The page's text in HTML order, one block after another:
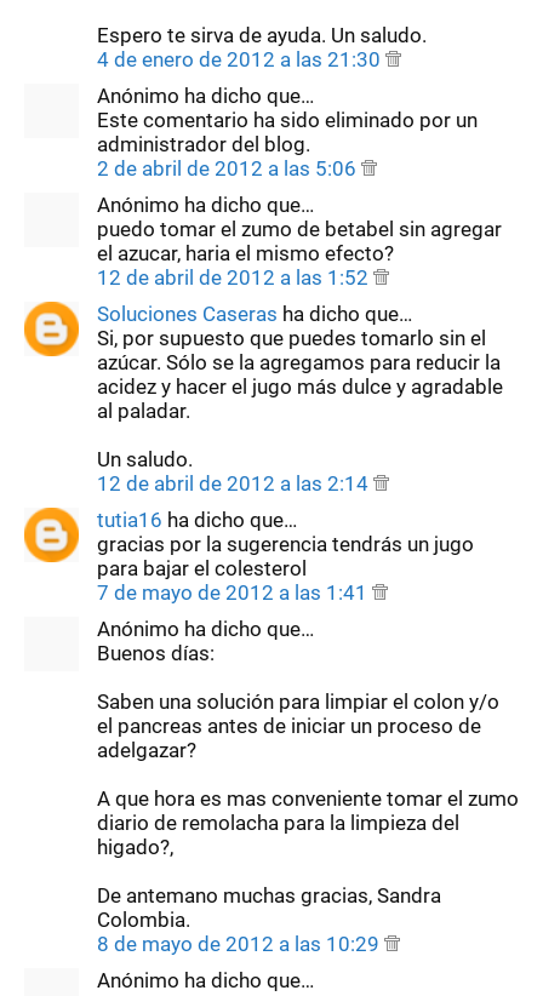
Espero te sirva de ayuda. Un saludo.
4 de enero de 2012 a las 21:30
Anónimo ha dicho que…
Este comentario ha sido eliminado por un
administrador del blog.
2 de abril de 2012 a las 5:06
Anónimo ha dicho que…
puedo tomar el zumo de betabel sin agregar
el azucar, haria el mismo efecto?
12 de abril de 2012 a las 1:52
Soluciones Caseras ha dicho que…
Si, por supuesto que puedes tomarlo sin el
azúcar. Sólo se la agregamos para reducir la
acidez y hacer el jugo más dulce y agradable
al paladar.
Un saludo.
12 de abril de 2012 a las 2:14
tutia16 ha dicho que…
gracias por la sugerencia tendrás un jugo
para bajar el colesterol
7 de mayo de 2012 a las 1:41
Anónimo ha dicho que…
Buenos días:
Saben una solución para limpiar el colon y/o
el pancreas antes de iniciar un proceso de
adelgazar?
A que hora es mas conveniente tomar el zumo
diario de remolacha para la limpieza del
higado?,
De antemano muchas gracias, Sandra
Colombia.
8 de mayo de 2012 a las 10:29
Anónimo ha dicho que…